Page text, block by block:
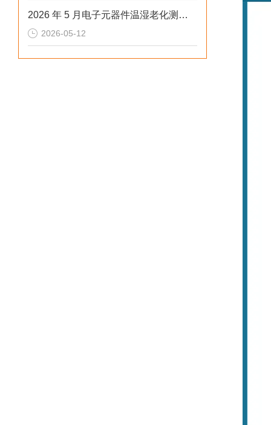
2026 年 5 月电子元器件温湿老化测试快速温变试验箱排行榜
2026-05-12